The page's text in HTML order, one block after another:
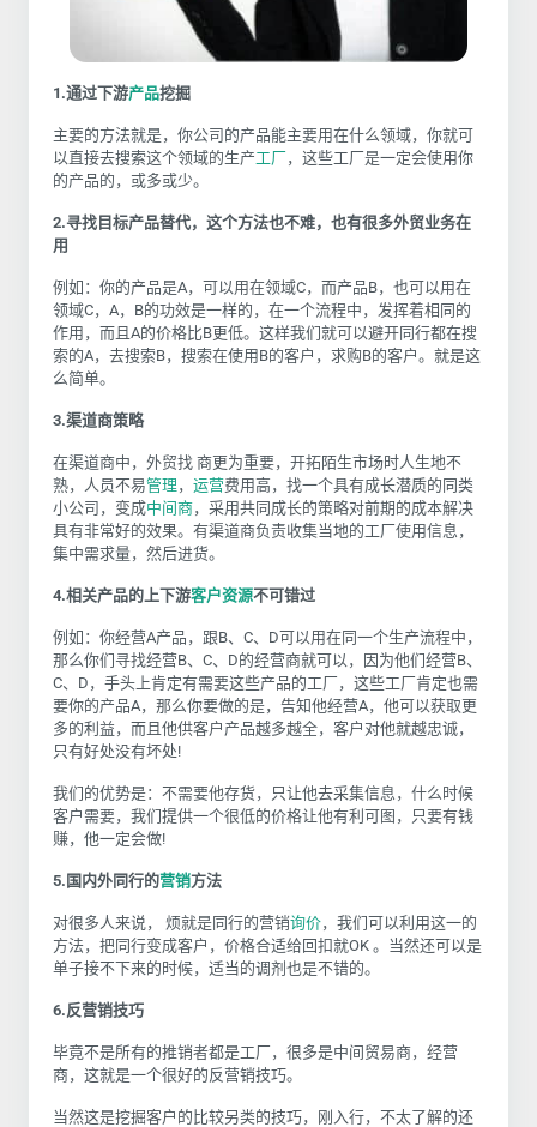
1.通过下游产品挖掘
主要的方法就是，你公司的产品能主要用在什么领域，你就可
以直接去搜索这个领域的生产工厂，这些工厂是一定会使用你
的产品的，或多或少。
2.寻找目标产品替代，这个方法也不难，也有很多外贸业务在
用
例如：你的产品是A，可以用在领域C，而产品B，也可以用在
领域C， A， B的功效是一样的，在一个流程中，发挥着相同的
作用，而且 A的价格比B更低。这样我们就可以避开同行都在搜
索的A，去搜索B，搜索在使用 B的客户，求购B的客户。就是这
么简单。
3.渠道商策略
在渠道商中，外贸找 商更为重要，开拓陌生市场时人生地不
熟，人员不易管理， 运营费用高，找一个具有成长潜质的同类
小公司，变成中间商，采用共同成长的策略对前期的成本解决
具有非常好的效果。有渠道商负责收集当地的工厂使用信息，
集中需求量，然后进货。
4.相关产品的上下游客户资源不可错过
例如：你经营A产品，跟B、 C、 D可以用在同一个生产流程中，
那么你们寻找经营B、 C、 D的经营商就可以，因为他们经营B、
C、 D ，手头上肯定有需要这些产品的工厂，这些工厂肯定也需
要你的产品A，那么你要做的是，告知他经营A，他可以获取更
多的利益，而且他供客户产品越多越全，客户对他就越忠诚，
只有好处没有坏处!
我们的优势是：不需要他存货，只让他去采集信息，什么时候
客户需要，我们提供一个很低的价格让他有利可图，只要有钱
赚，他一定会做!
5. 国内外同行的营销方法
对很多人来说， 烦就是同行的营销询价，我们可以利用这一的
方法，把同行变成客户，价格合适给回扣就OK 。当然还可以是
单子接不下来的时候，适当的调剂也是不错的。
6.反营销技巧
毕竟不是所有的推销者都是工厂，很多是中间贸易商，经营
商，这就是一个很好的反营销技巧。
当然这是挖掘客户的比较另类的技巧，刚入行，不太了解的还